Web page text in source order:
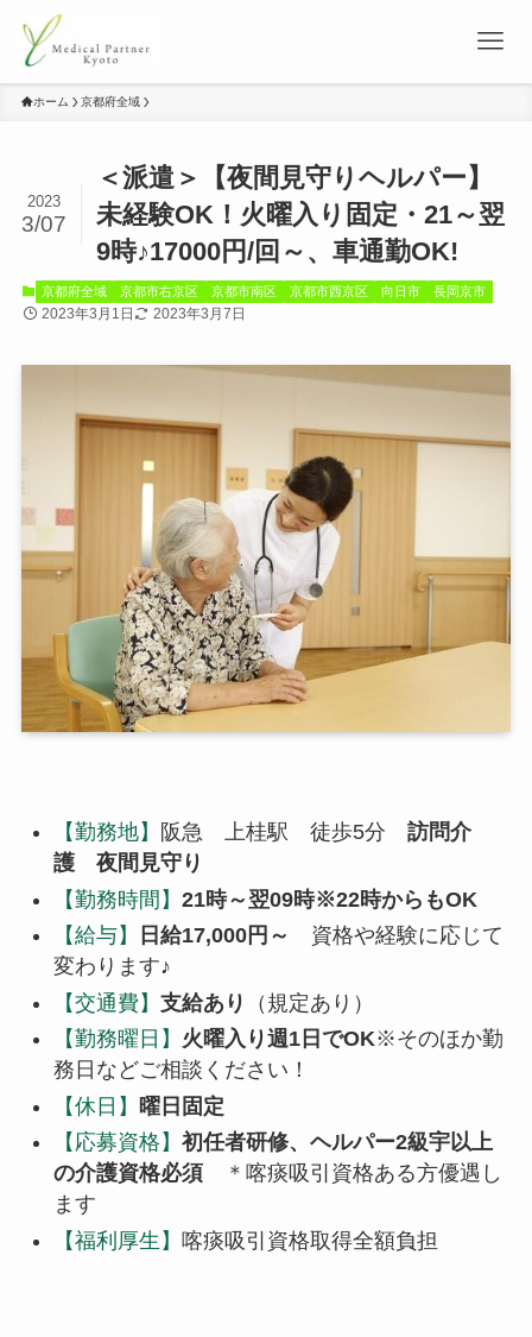
ホーム 京都府全域
＜派遣＞【夜間見守りヘルパー】
未経験OK！火曜入り固定・21～翌
9時♪17000円/回～、車通勤OK!
2023
3/07
京都府全域 京都市右京区 京都市南区 京都市西京区 向日市 長岡京市
2023年3月1日 2023年3月7日
【勤務地】 阪急 上桂駅 徒歩5分 訪問介
護 夜間見守り
【勤務時間】 21時～翌09時※22時からもOK
【給与】
日給17,000円～
資格や経験に応じて
変わります♪
【交通費】 支給あり
（規定あり）
【勤務曜日】 火曜入り週1日でOK※そのほか勤
務日などご相談ください！
【休日】
曜日固定
【応募資格】 初任者研修、ヘルパー2級宇以上
の介護資格必須＊喀痰吸引資格ある方優遇し
ます
【福利厚生】 喀痰吸引資格取得全額負担